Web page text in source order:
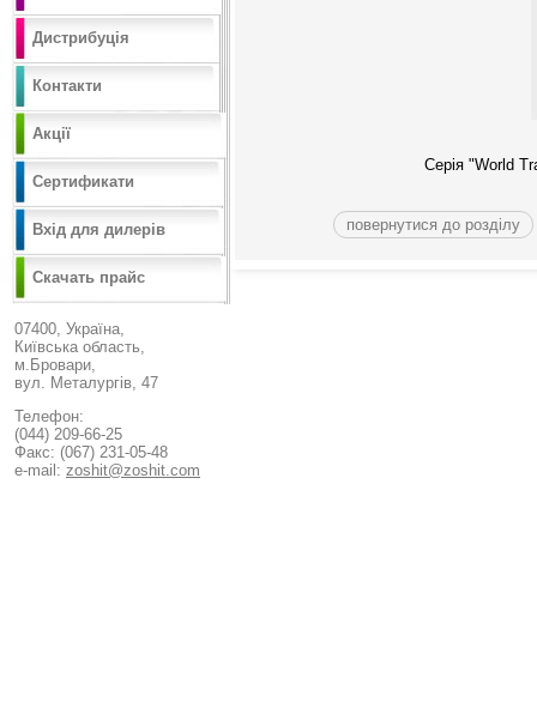
Дистрибуція
Контакти
Акції
Сертификати
Вхід для дилерів
Скачать прайс
07400, Україна,
Київська область,
м.Бровари,
вул. Металургів, 47
Телефон:
(044) 209-66-25
Факс: (067) 231-05-48
e-mail: zoshit@zoshit.com
Серія "World
повернутися до розділу